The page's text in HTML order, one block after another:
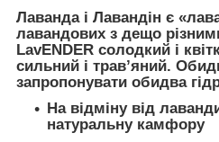
Лаванда і Лавандін є
лавандових з дещо
LavENDER солодкий і
сильний і трав’яний.
запропонувати обидва
На відміну від
натуральну камфору